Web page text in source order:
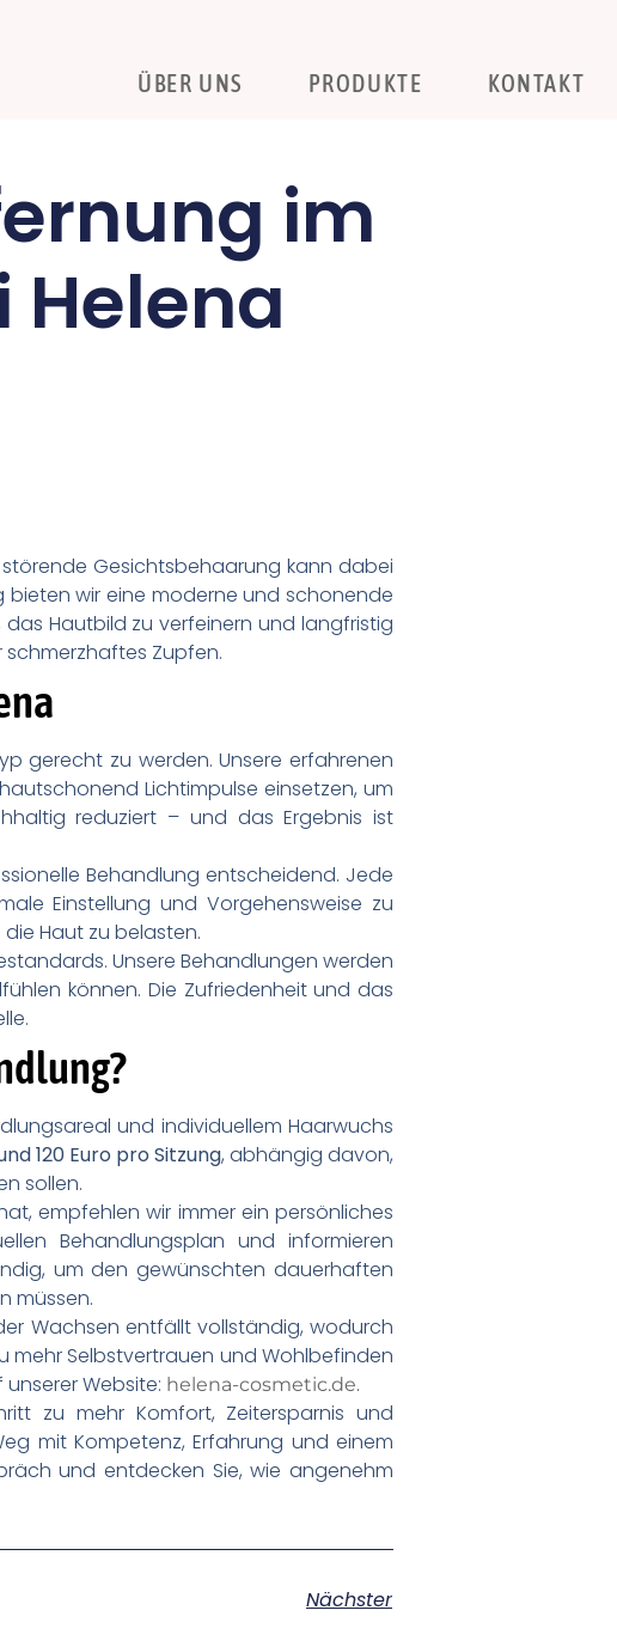
KONTAKT
PRODUKTE
ÜBER UNS
im
Helena
Gesichtsbehaarung kann dabei
bieten wir eine moderne und schonende
Hautbild zu verfeinern und langfristig
Zupfen.
gerecht zu werden. Unsere erfahrenen
Lichtimpulse einsetzen, um
reduziert – und das Ergebnis ist
Behandlung entscheidend. Jede
Einstellung und Vorgehensweise zu
Haut zu belasten.
Unsere Behandlungen werden
können. Die Zufriedenheit und das
und individuellem Haarwuchs
120 Euro pro Sitzung, abhängig davon,
sollen.
empfehlen wir immer ein persönliches
Behandlungsplan und informieren
um den gewünschten dauerhaften
müssen.
Wachsen entfällt vollständig, wodurch
mehr Selbstvertrauen und Wohlbefinden
Website: helena-cosmetic.de.
zu mehr Komfort, Zeitersparnis und
mit Kompetenz, Erfahrung und einem
und entdecken Sie, wie angenehm
Nächster